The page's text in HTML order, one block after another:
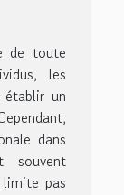
de toute
les
un
dans
souvent
pas